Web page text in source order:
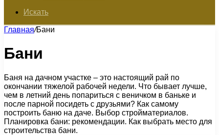
Искать
Главная/Бани
Бани
Баня на дачном участке – это настоящий рай по
окончании тяжелой рабочей недели. Что бывает лучше,
чем в летний день попариться с веничком в баньке и
после парной посидеть с друзьями? Как самому
построить баню на даче. Выбор стройматериалов.
Планировка бани: рекомендации. Как выбрать место для
строительства бани.